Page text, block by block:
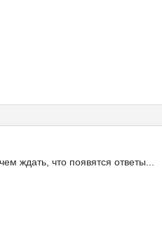
ждать, что появятся ответы...